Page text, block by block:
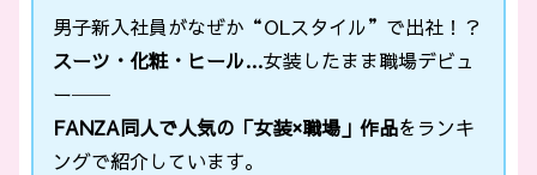
男子新入社員がなぜか“OLスタイル”で出社！？
スーツ・化粧・ヒール…女装したまま職場デビュ
ー──
FANZA同人で人気の 「女装×職場」 作品をランキ
ングで紹介しています。